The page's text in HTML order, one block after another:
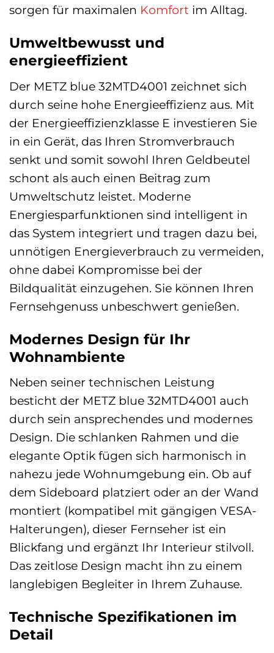
sorgen für maximalen Komfort im Alltag.
Umweltbewusst und
energieeffizient
Der METZ blue 32MTD4001 zeichnet sich
durch seine hohe Energieeffizienz aus. Mit
der Energieeffizienzklasse E investieren Sie
in ein Gerät, das Ihren Stromverbrauch
senkt und somit sowohl Ihren Geldbeutel
schont als auch einen Beitrag zum
Umweltschutz leistet. Moderne
Energiesparfunktionen sind intelligent in
das System integriert und tragen dazu bei,
unnötigen Energieverbrauch zu vermeiden,
ohne dabei Kompromisse bei der
Bildqualität einzugehen. Sie können Ihren
Fernsehgenuss unbeschwert genießen.
Modernes Design für Ihr
Wohnambiente
Neben seiner technischen Leistung
besticht der METZ blue 32MTD4001 auch
durch sein ansprechendes und modernes
Design. Die schlanken Rahmen und die
elegante Optik fügen sich harmonisch in
nahezu jede Wohnumgebung ein. Ob auf
dem Sideboard platziert oder an der Wand
montiert (kompatibel mit gängigen VESA-
Halterungen), dieser Fernseher ist ein
Blickfang und ergänzt Ihr Interieur stilvoll.
Das zeitlose Design macht ihn zu einem
langlebigen Begleiter in Ihrem Zuhause.
Technische Spezifikationen im
Detail